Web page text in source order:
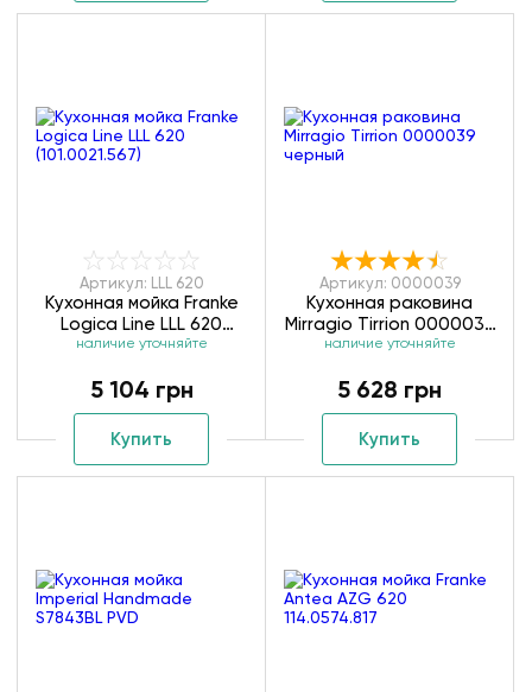
Артикул: LLL 620
Кухонная мойка Franke
Logica Line LLL 620
(101.0021.567)
наличие уточняйте
5 104 грн
Купить
Артикул: 0000039
Кухонная раковина
Mirragio Tirrion 0000039
черный
наличие уточняйте
5 628 грн
Купить